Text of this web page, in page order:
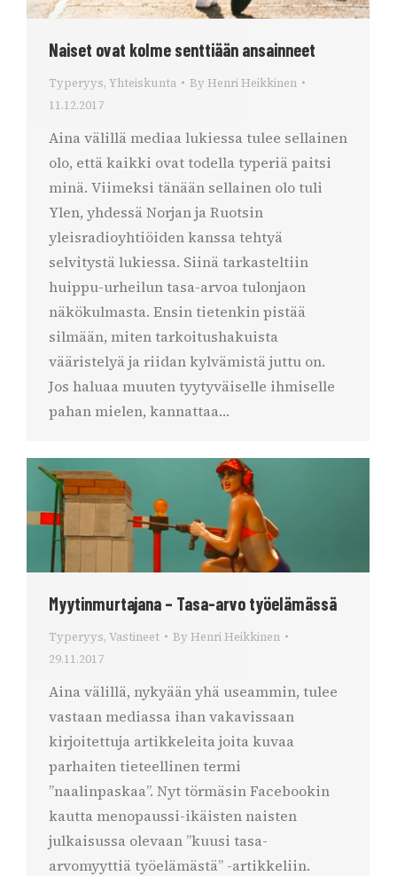
Naiset ovat kolme senttiään ansainneet
Typeryys, Yhteiskunta By Henri Heikkinen
11.12.2017
Aina välillä mediaa lukiessa tulee sellainen
olo, että kaikki ovat todella typeriä paitsi
minä. Viimeksi tänään sellainen olo tuli
Ylen, yhdessä Norjan ja Ruotsin
yleisradioyhtiöiden kanssa tehtyä
selvitystä lukiessa. Siinä tarkasteltiin
huippu-urheilun tasa-arvoa tulonjaon
näkökulmasta. Ensin tietenkin pistää
silmään, miten tarkoitushakuista
vääristelyä ja riidan kylvämistä juttu on.
Jos haluaa muuten tyytyväiselle ihmiselle
pahan mielen, kannattaa…
Myytinmurtajana – Tasa-arvo työelämässä
Typeryys, Vastineet By Henri Heikkinen
29.11.2017
Aina välillä, nykyään yhä useammin, tulee
vastaan mediassa ihan vakavissaan
kirjoitettuja artikkeleita joita kuvaa
parhaiten tieteellinen termi
”naalinpaskaa”. Nyt törmäsin Facebookin
kautta menopaussi-ikäisten naisten
julkaisussa olevaan ”kuusi tasa-
arvomyyttiä työelämästä” -artikkeliin.